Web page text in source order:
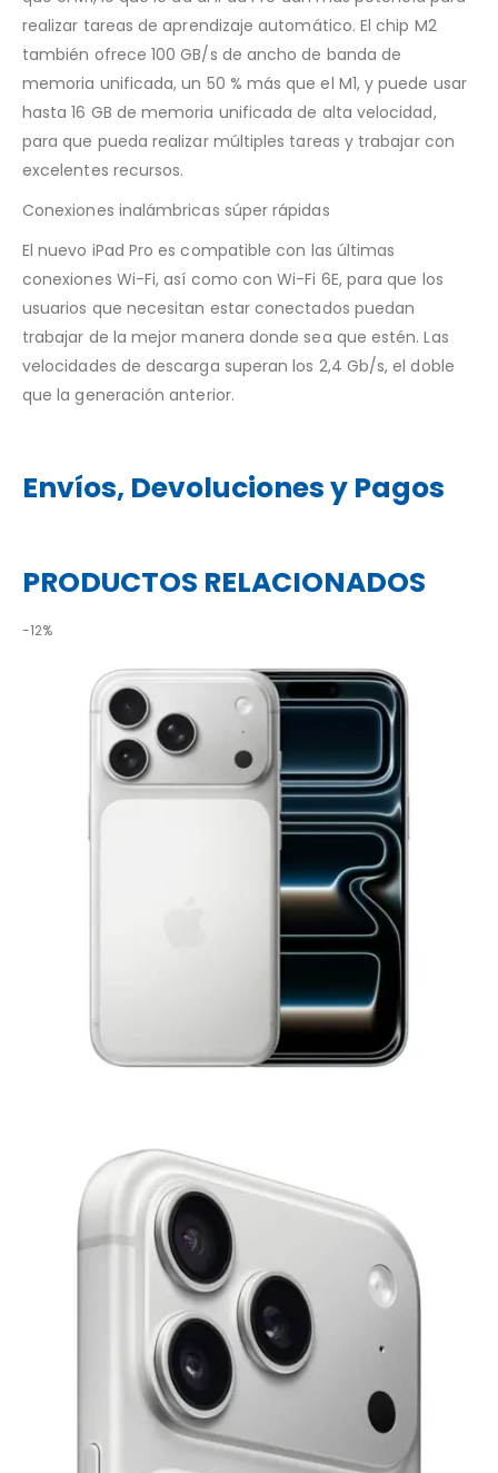
realizar tareas de aprendizaje automático. El chip M2
también ofrece 100 GB/s de ancho de banda de
memoria unificada, un 50 % más que el M1, y puede usar
hasta 16 GB de memoria unificada de alta velocidad,
para que pueda realizar múltiples tareas y trabajar con
excelentes recursos.
Conexiones inalámbricas súper rápidas
El nuevo iPad Pro es compatible con las últimas
conexiones Wi-Fi, así como con Wi-Fi 6E, para que los
usuarios que necesitan estar conectados puedan
trabajar de la mejor manera donde sea que estén. Las
velocidades de descarga superan los 2,4 Gb/s, el doble
que la generación anterior.
Envíos, Devoluciones y Pagos
PRODUCTOS RELACIONADOS
-12%